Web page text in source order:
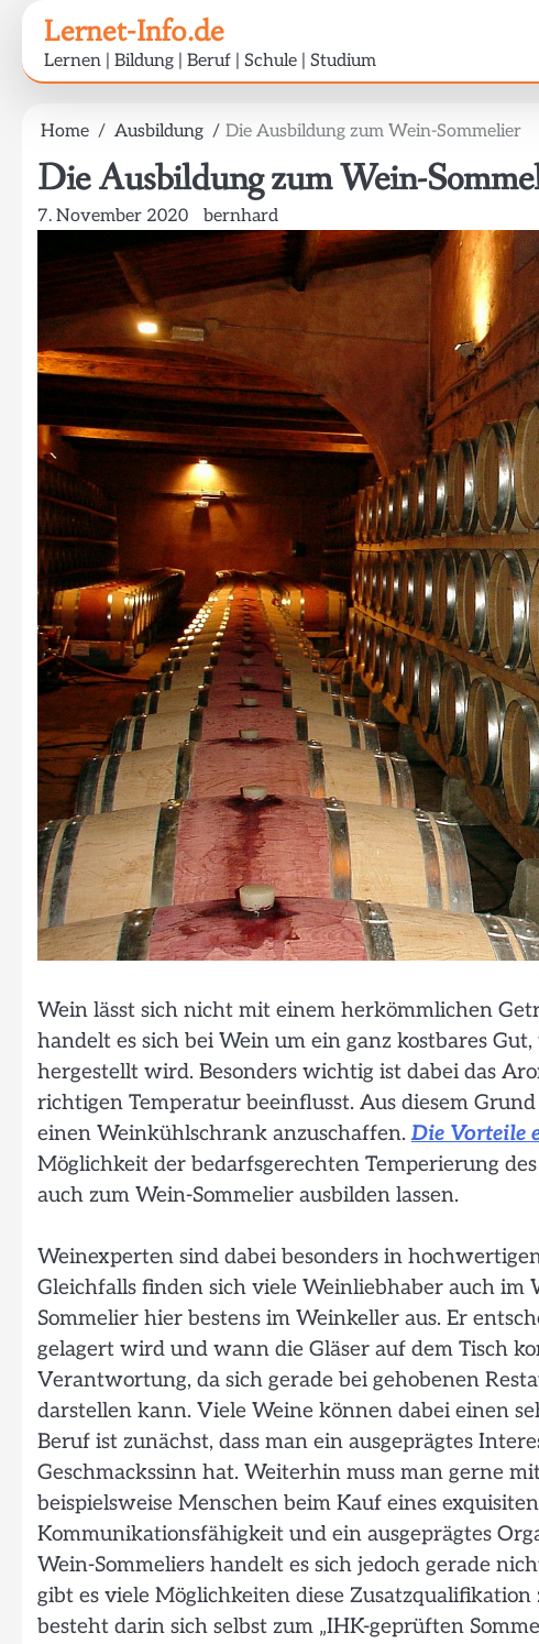
content
Lernet-Info.de
Lernen | Bildung | Beruf | Schule | Studium
Home Ausbildung Die Ausbildung zum Wein-Sommelier
Die Ausbildung zum Wein-
7. November 2020 bernhard
Wein lässt sich nicht mit einem herkömmlichen
handelt es sich bei Wein um ein ganz kostbares
hergestellt wird. Besonders wichtig ist dabei das
richtigen Temperatur beeinflusst. Aus diesem
einen Weinkühlschrank anzuschaffen. Die Vorteile
Möglichkeit der bedarfsgerechten Temperierung
auch zum Wein-Sommelier ausbilden lassen.
Weinexperten sind dabei besonders in
Gleichfalls finden sich viele Weinliebhaber auch im
Sommelier hier bestens im Weinkeller aus. Er
gelagert wird und wann die Gläser auf dem Tisch
Verantwortung, da sich gerade bei gehobenen
darstellen kann. Viele Weine können dabei einen
Beruf ist zunächst, dass man ein ausgeprägtes
Geschmackssinn hat. Weiterhin muss man gerne
beispielsweise Menschen beim Kauf eines
Kommunikationsfähigkeit und ein ausgeprägtes
Wein-Sommeliers handelt es sich jedoch gerade
gibt es viele Möglichkeiten diese
besteht darin sich selbst zum „IHK-geprüften